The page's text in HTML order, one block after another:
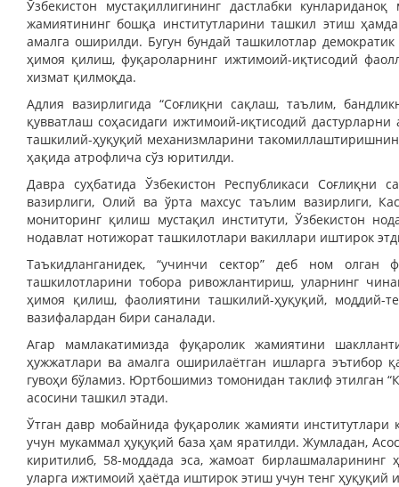
Ўзбекистон мустақиллигининг дастлабки
жамиятининг бошқа институтларини ташкил этиш
амалга оширилди. Бугун бундай ташкилотлар
ҳимоя қилиш, фуқароларнинг ижтимоий-иқтисодий
хизмат қилмоқда.
Адлия вазирлигида “Соғлиқни сақлаш, таълим,
қувватлаш соҳасидаги ижтимоий-иқтисодий
ташкилий-ҳуқуқий механизмларини
ҳақида атрофлича сўз юритилди.
Давра суҳбатида Ўзбекистон Республикаси
вазирлиги, Олий ва ўрта махсус таълим вазирлиги,
мониторинг қилиш мустақил институти, Ўзбекистон
нодавлат нотижорат ташкилотлари вакиллари иштирок
Таъкидланганидек, “учинчи сектор” деб ном олган
ташкилотларини тобора ривожлантириш, уларнинг
ҳимоя қилиш, фаолиятини ташкилий-ҳуқуқий, моддий-
вазифалардан бири саналади.
Агар мамлакатимизда фуқаролик жамиятини
ҳужжатлари ва амалга оширилаётган ишларга эътибор
гувоҳи бўламиз. Юртбошимиз томонидан таклиф этилган
асосини ташкил этади.
Ўтган давр мобайнида фуқаролик жамияти
учун мукаммал ҳуқуқий база ҳам яратилди. Жумладан,
киритилиб, 58-моддада эса, жамоат
уларга ижтимоий ҳаётда иштирок этиш учун тенг ҳуқуқий